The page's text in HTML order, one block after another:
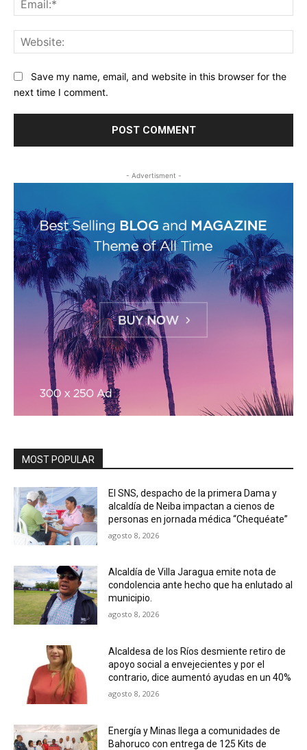
Save my name, email, and website in this browser for the
next time I comment.
- Advertisment -
MOST POPULAR
El SNS, despacho de la primera Dama y
alcaldía de Neiba impactan a cienos de
personas en jornada médica “Chequéate”
agosto 8, 2026
Alcaldía de Villa Jaragua emite nota de
condolencia ante hecho que ha enlutado al
municipio.
agosto 8, 2026
Alcaldesa de los Ríos desmiente retiro de
apoyo social a envejecientes y por el
contrario, dice aumentó ayudas en un 40%
agosto 8, 2026
Energía y Minas llega a comunidades de
Bahoruco con entrega de 125 Kits de